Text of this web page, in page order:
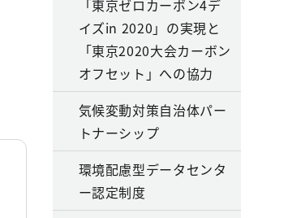
「東京ゼロカーボン4デ
イズin 2020」の実現と
「東京2020大会カーボン
オフセット」への協力
気候変動対策自治体パー
トナーシップ
環境配慮型データセンタ
ー認定制度